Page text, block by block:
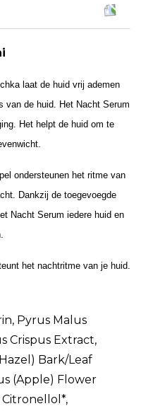
laat de huid vrij ademen
van de huid. Het Nacht Serum
Het helpt de huid om te
ondersteunen het ritme van
Dankzij de toegevoegde
Nacht Serum iedere huid en
het nachtritme van je huid.
Pyrus Malus
Crispus Extract,
Bark/Leaf
(Apple) Flower
Citronellol*,